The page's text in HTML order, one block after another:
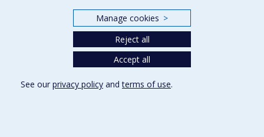
Manage cookies >
Reject all
Accept all
See our privacy policy andterms of use.